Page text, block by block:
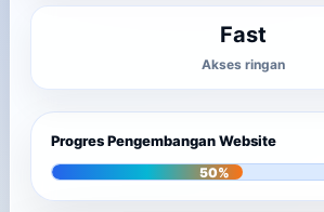
Fast
Akses ringan
Progres Pengembangan Website
50%